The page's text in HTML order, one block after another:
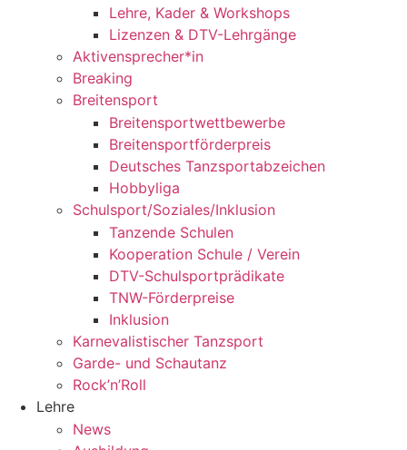
Lehre, Kader & Workshops
Lizenzen & DTV-Lehrgänge
Aktivensprecher*in
Breaking
Breitensport
Breitensportwettbewerbe
Breitensportförderpreis
Deutsches Tanzsportabzeichen
Hobbyliga
Schulsport/Soziales/Inklusion
Tanzende Schulen
Kooperation Schule / Verein
DTV-Schulsportprädikate
TNW-Förderpreise
Inklusion
Karnevalistischer Tanzsport
Garde- und Schautanz
Rock’n’Roll
Lehre
News